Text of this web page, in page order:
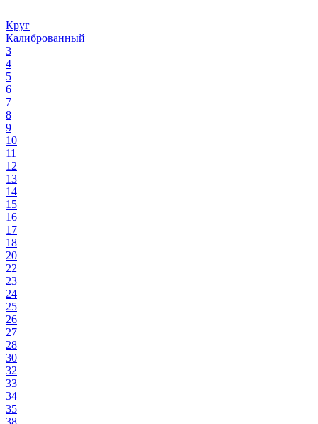
Круг
Калиброванный
3
4
5
6
7
8
9
10
11
12
13
14
15
16
17
18
20
22
23
24
25
26
27
28
30
32
33
34
35
38